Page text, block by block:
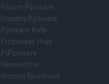
Fórum Pplware
Usados Pplware
Pplware Kids
Empresas Hoje
PiPplware
Newsletter
Grupos Facebook